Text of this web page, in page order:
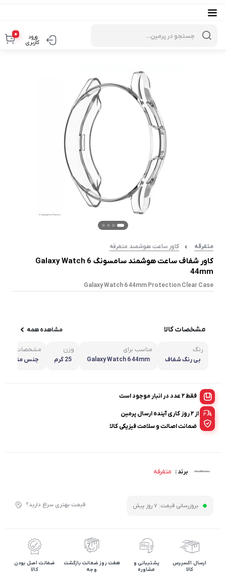
ورود
کاربری
0
متفرقه کاور ساعت هوشمند متفرقه
کاور شفاف ساعت هوشمند سامسونگ Galaxy Watch 6
44mm
Galaxy Watch 6 44mm Protection Clear Case
مشخصات کالا مشاهده همه
رنگ
بی رنگ شفاف
مناسب برای
Galaxy Watch 6 44mm
وزن
25 گرم
مشخصات
جنس منعطف
فقط 2 عدد در انبار موجود است
از ۲ روز کاری آینده ارسال پرمین
ضمانت اصالت و سلامت فیزیکی کالا
برند : متفرقه
بروزرسانی قیمت: 7 روز پیش قیمت بهتری سراغ دارید؟
ارسال اکسپرس
کالا
پشتیبانی و
مشاوره
هفت روز ضمانت بازگشت
وجه
ضمانت اصل بودن
کالا